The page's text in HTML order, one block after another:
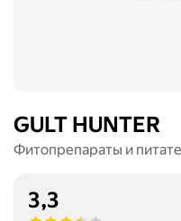
GULT HUNTER
Фитопрепараты и
3,3